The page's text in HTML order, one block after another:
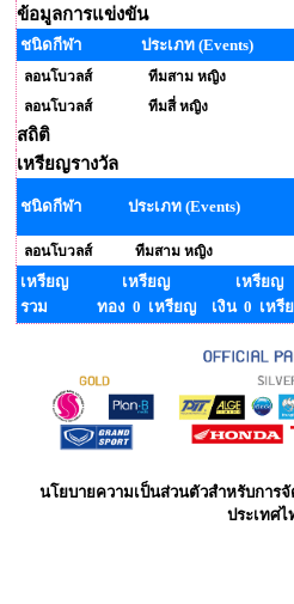
ข้อมูลการแข่งขัน
ชนิดกีฬา ประเภท (Events)
ลอนโบวลส์
ทีมสาม หญิง
ลอนโบวลส์
ทีมสี่ หญิง
สถิติ
เหรียญรางวัล
ชนิดกีฬา ประเภท (Events)
ลอนโบวลส์ ทีมสาม หญิง
เหรียญ
รวม
เหรียญ
ทอง 0 เหรียญ
เหรียญ
เงิน 0 เหรี
นโยบายความเป็นส่วนตัวสำหรับการ
ประเทศไ